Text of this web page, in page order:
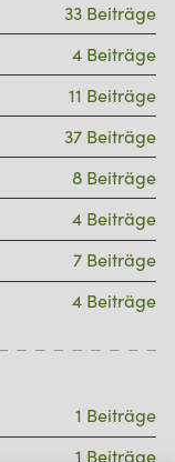
33 Beiträge
4 Beiträge
11 Beiträge
37 Beiträge
8 Beiträge
4 Beiträge
7 Beiträge
4 Beiträge
1 Beiträge
1 Beiträge